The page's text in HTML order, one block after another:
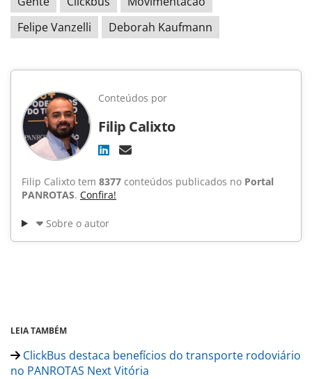
Felipe Vanzelli
Deborah Kaufmann
Conteúdos por
Filip Calixto
Filip Calixto tem 8377 conteúdos publicados no Portal
PANROTAS. Confira!
Sobre o autor
LEIA TAMBÉM
ClickBus destaca benefícios do transporte rodoviário
no PANROTAS Next Vitória